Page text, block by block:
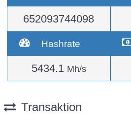
652093744098
Hashrate
5434.1 Mh/s
Transaktion